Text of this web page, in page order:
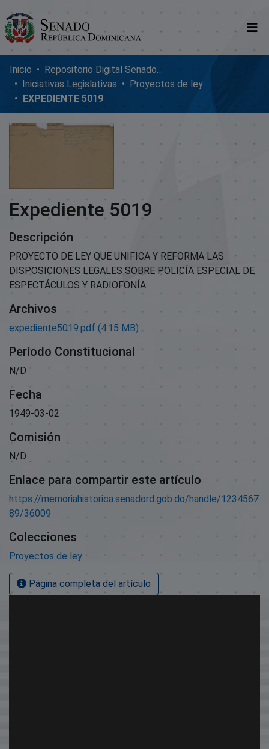
Comunidades
Glosario
Nosotros
Inicio
Repositorio Digital SenadoRD
Iniciativas Legislativas
Proyectos de ley
EXPEDIENTE 5019
Expediente 5019
Descripción
PROYECTO DE LEY QUE UNIFICA Y REFORMA LAS
DISPOSICIONES LEGALES SOBRE POLICÍA ESPECIAL DE
ESPECTÁCULOS Y RADIOFONÍA.
Archivos
expediente5019.pdf (4.15 MB)
Período Constitucional
N/D
Fecha
1949-03-02
Comisión
N/D
Enlace para compartir este artículo
https://memoriahistorica.senadord.gob.do/handle/1234567
89/36009
Colecciones
Proyectos de ley
Página completa del artículo